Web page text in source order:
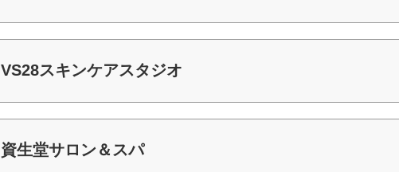
VS28スキンケアスタジオ
資生堂サロン＆スパ